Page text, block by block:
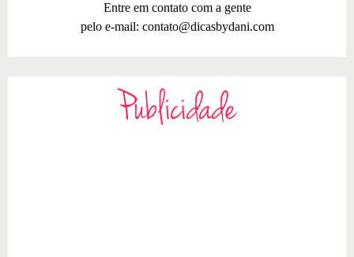
Entre em contato com a gente
pelo e-mail: contato@dicasbydani.com
Publicidade